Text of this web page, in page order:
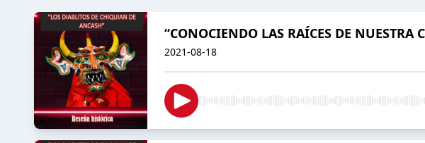
“CONOCIENDO LAS RAÍCES DE NUESTRA
2021-08-18